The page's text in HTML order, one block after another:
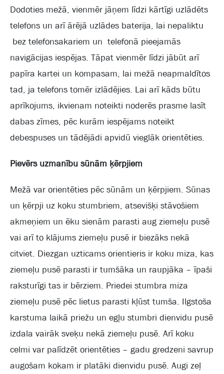
Dodoties mežā, vienmēr jāņem līdzi kārtīgi uzlādēts
telefons un arī ārējā uzlādes baterija, lai nepaliktu
bez telefonsakariem un telefonā pieejamās
navigācijas iespējas. Tāpat vienmēr līdzi jābūt arī
papīra kartei un kompasam, lai mežā neapmaldītos
tad, ja telefons tomēr izlādējies. Lai arī kāds būtu
aprīkojums, ikvienam noteikti noderēs prasme lasīt
dabas zīmes, pēc kurām iespējams noteikt
debespuses un tādējādi apvidū vieglāk orientēties.
Pievērs uzmanību sūnām ķērpjiem
Mežā var orientēties pēc sūnām un ķērpjiem. Sūnas
un ķērpji uz koku stumbriem, atsevišķi stāvošiem
akmeņiem un ēku sienām parasti aug ziemeļu pusē
vai arī to klājums ziemeļu pusē ir biezāks nekā
citviet. Diezgan uzticams orientieris ir koku miza, kas
ziemeļu pusē parasti ir tumšāka un raupjāka – īpaši
raksturīgi tas ir bērziem. Priedei stumbra miza
ziemeļu pusē pēc lietus parasti kļūst tumša. Ilgstoša
karstuma laikā priežu un egļu stumbri dienvidu pusē
izdala vairāk sveķu nekā ziemeļu pusē. Arī koku
celmi var palīdzēt orientēties – gadu gredzeni savrup
augošam kokam ir platāki dienvidu pusē. Augi zeļ